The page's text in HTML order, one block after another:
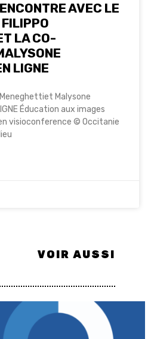
AVEC LE
LA CO-
LIGNE
Malysone
Éducation aux images
visioconference © Occitanie
VOIR AUSSI